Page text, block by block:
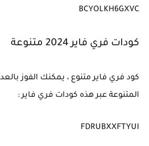
BCYOLKH6GXVC
كودات فري فاير 2024 متنوعة
كود فري فاير متنوع ، يمكنك الفوز
المتنوعة عبر هذه كودات فري فاير :
FDRUBXXFTYUI